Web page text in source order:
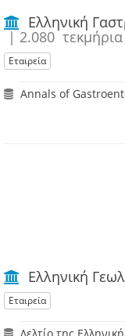
Ελληνική
| 2.080 τεκμήρια
Εταιρεία
Annals of
Ελληνική
Εταιρεία